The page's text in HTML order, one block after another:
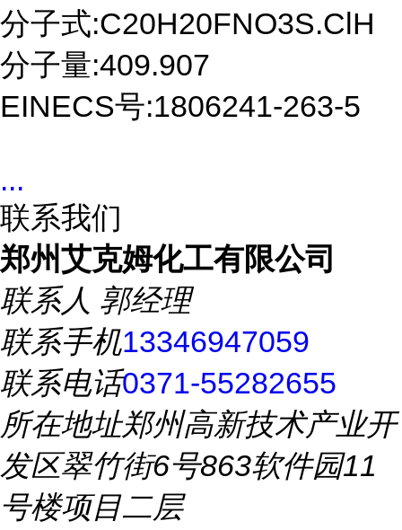
分子式:C20H20FNO3S.ClH
分子量:409.907
EINECS号:1806241-263-5
...
联系我们
郑州艾克姆化工有限公司
联系人 郭经理
联系手机13346947059
联系电话0371-55282655
所在地址郑州高新技术产业开
发区翠竹街6号863软件园11
号楼项目二层